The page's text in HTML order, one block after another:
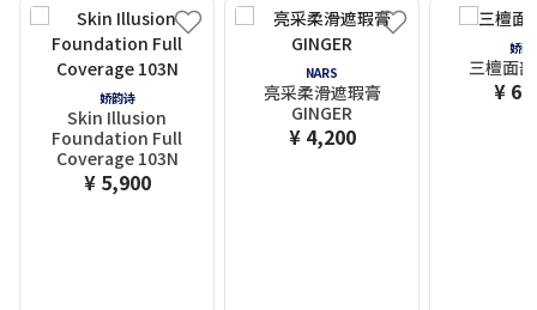
娇韵诗
Skin Illusion
Foundation Full
Coverage 103N
¥ 5,900
NARS
亮采柔滑遮瑕膏
GINGER
¥ 4,200
娇韵
三檀面
¥